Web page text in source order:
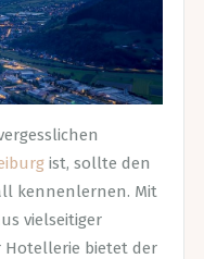
ist, sollte den
kennenlernen. Mit
vielseitiger
bietet der